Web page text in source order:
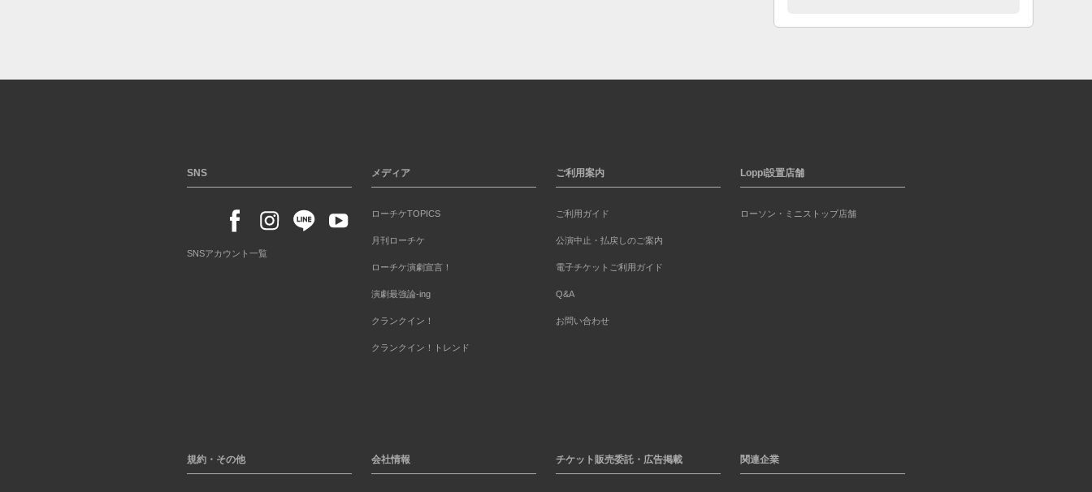
SNS
SNSアカウント一覧
メディア
ローチケTOPICS
月刊ローチケ
ローチケ演劇宣言！
演劇最強論-ing
クランクイン！
クランクイン！トレンド
ご利用案内
ご利用ガイド
公演中止・払戻しのご案内
電子チケットご利用ガイド
Q&A
お問い合わせ
Loppi設置店舗
ローソン・ミニストップ店舗
規約・その他 会社情報 チケット販売委託・広告掲載 関連企業